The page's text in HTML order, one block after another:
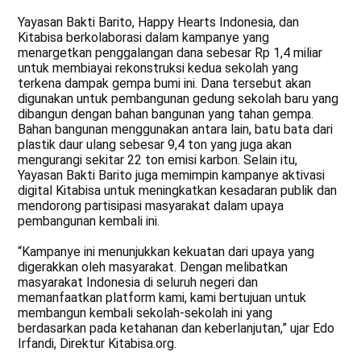
Yayasan Bakti Barito, Happy Hearts Indonesia, dan
Kitabisa berkolaborasi dalam kampanye yang
menargetkan penggalangan dana sebesar Rp 1,4 miliar
untuk membiayai rekonstruksi kedua sekolah yang
terkena dampak gempa bumi ini. Dana tersebut akan
digunakan untuk pembangunan gedung sekolah baru yang
dibangun dengan bahan bangunan yang tahan gempa.
Bahan bangunan menggunakan antara lain, batu bata dari
plastik daur ulang sebesar 9,4 ton yang juga akan
mengurangi sekitar 22 ton emisi karbon. Selain itu,
Yayasan Bakti Barito juga memimpin kampanye aktivasi
digital Kitabisa untuk meningkatkan kesadaran publik dan
mendorong partisipasi masyarakat dalam upaya
pembangunan kembali ini.
“Kampanye ini menunjukkan kekuatan dari upaya yang
digerakkan oleh masyarakat. Dengan melibatkan
masyarakat Indonesia di seluruh negeri dan
memanfaatkan platform kami, kami bertujuan untuk
membangun kembali sekolah-sekolah ini yang
berdasarkan pada ketahanan dan keberlanjutan,” ujar Edo
Irfandi, Direktur Kitabisa.org.